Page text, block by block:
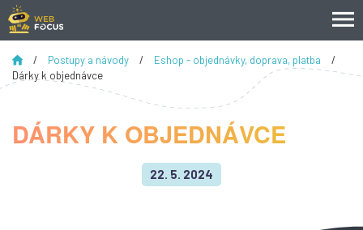
DÁRKY K OBJEDNÁVCE
/ Postupy a návody / Eshop - objednávky, doprava, platba
/
Dárky k objednávce
22. 5. 2024